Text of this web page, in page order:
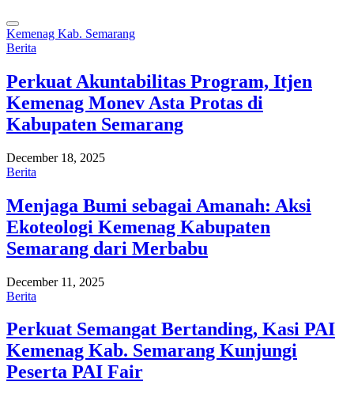
Kemenag Kab. Semarang
Berita
Perkuat Akuntabilitas Program, Itjen
Kemenag Monev Asta Protas di
Kabupaten Semarang
December 18, 2025
Berita
Menjaga Bumi sebagai Amanah: Aksi
Ekoteologi Kemenag Kabupaten
Semarang dari Merbabu
December 11, 2025
Berita
Perkuat Semangat Bertanding, Kasi PAI
Kemenag Kab. Semarang Kunjungi
Peserta PAI Fair